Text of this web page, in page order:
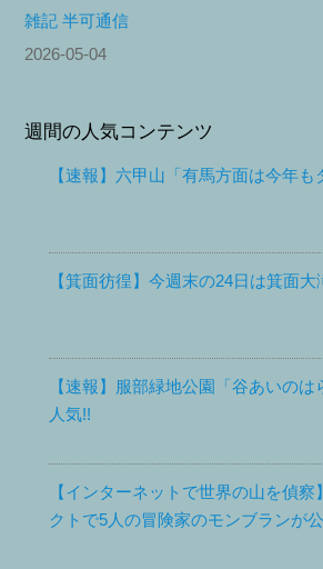
雑記 半可通信
2026-05-04
週間の人気コンテンツ
【速報】六甲山「有馬方面は今年も
【箕面彷徨】今週末の24日は箕面
【速報】服部緑地公園「谷あいの
人気!!
【インターネットで世界の山を偵察
クトで5人の冒険家のモンブランが